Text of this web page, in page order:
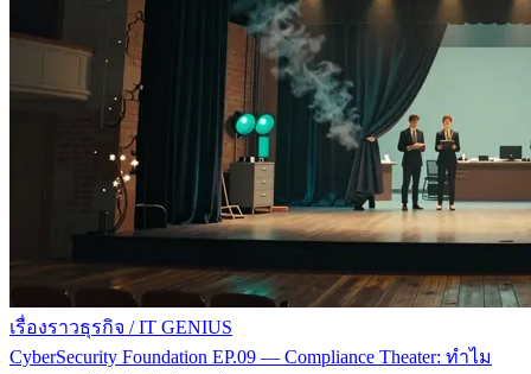
เรื่องราวธุรกิจ / IT GENIUS
CyberSecurity Foundation EP.09 — Compliance Theater: ทำไม